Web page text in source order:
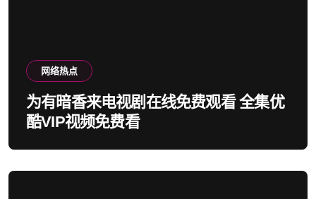
网络热点
为有暗香来电视剧在线免费观看 全集优
酷VIP视频免费看